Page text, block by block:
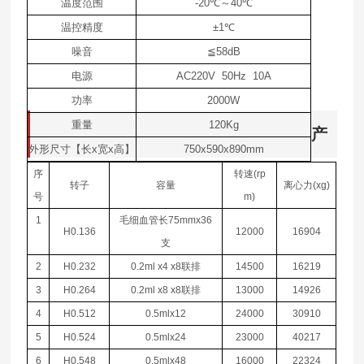
温度范围 -20℃～ 40℃
温控精度
±1℃
噪音
≦58dB
电源
AC220V 50Hz 10A
功率
2000W
重量
120Kg
外形尺寸【长x宽x高】 750x590x890mm
序
号
转子 容量
转速(rp
m)
离心力(xg)
1
H0.136
毛细血管长75mmx36
支
12000 16904
2 H0.232 0.2ml x4 x8联排 14500 16219
3 H0.264 0.2ml x8 x8联排 13000 14926
4 H0.512 0.5mlx12 24000 30910
5 H0.524 0.5mlx24 23000 40217
6 H0.548 0.5mlx48 16000 22324
产